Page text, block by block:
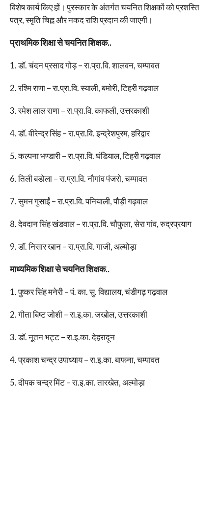
विशेष कार्य किए हों। पुरस्कार के अंतर्गत चयनित शिक्षकों को प्रशस्ति
पत्र, स्मृति चिह्न और नकद राशि प्रदान की जाएगी।
प्राथमिक शिक्षा से चयनित शिक्षक..
1. डॉ. चंदन प्रसाद गोड़ – रा.प्रा.वि. शालवन, चम्पावत
2. रश्मि राणा – रा.प्रा.वि. स्याली, बमोरी, टिहरी गढ़वाल
3. रमेश लाल राणा – रा.प्रा.वि. काफली, उत्तरकाशी
4. डॉ. वीरेन्द्र सिंह – रा.प्रा.वि. इन्द्रेशपुरम, हरिद्वार
5. कल्पना भण्डारी – रा.प्रा.वि. घंडियाल, टिहरी गढ़वाल
6. तिली बडोला – रा.प्रा.वि. नौगांव पंजरो, चम्पावत
7. सुमन गुसाईं – रा.प्रा.वि. पनियाली, पौड़ी गढ़वाल
8. देवदान सिंह खंडवाल – रा.प्रा.वि. चौफुला, सेरा गांव, रुद्रप्रयाग
9. डॉ. निसार खान – रा.प्रा.वि. गाजी, अल्मोड़ा
माध्यमिक शिक्षा से चयनित शिक्षक..
1. पुष्कर सिंह मनेरी – पं. का. सु. विद्यालय, चंडीगढ़ गढ़वाल
2. गीता बिष्ट जोशी – रा.इ.का. जखोल, उत्तरकाशी
3. डॉ. नूतन भट्ट – रा.इ.का. देहरादून
4. प्रकाश चन्द्र उपाध्याय – रा.इ.का. बाफना, चम्पावत
5. दीपक चन्द्र मिंट – रा.इ.का. तारखेत, अल्मोड़ा